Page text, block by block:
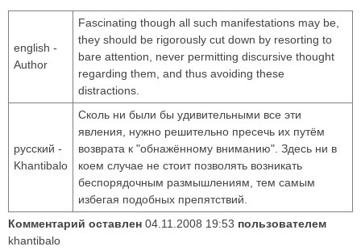
english -
Author
Fascinating though all such manifestations may be,
they should be rigorously cut down by resorting to
bare attention, never permitting discursive thought
regarding them, and thus avoiding these
distractions.
русский -
Khantibalo
Сколь ни были бы удивительными все эти
явления, нужно решительно пресечь их путём
возврата к "обнажённому вниманию". Здесь ни в
коем случае не стоит позволять возникать
беспорядочным размышлениям, тем самым
избегая подобных препятствий.
Комментарий оставлен 04.11.2008 19:53 пользователем
khantibalo